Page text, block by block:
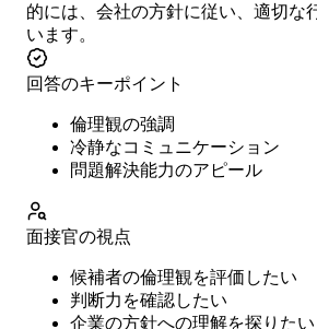
的には、会社の方針に従い、適切な
います。
回答のキーポイント
倫理観の強調
冷静なコミュニケーション
問題解決能力のアピール
面接官の視点
候補者の倫理観を評価したい
判断力を確認したい
企業の方針への理解を探りたい